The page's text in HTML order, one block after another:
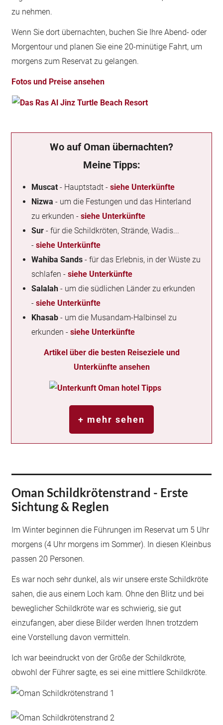
zu nehmen.
Wenn Sie dort übernachten, buchen Sie Ihre Abend- oder
Morgentour und planen Sie eine 20-minütige Fahrt, um
morgens zum Reservat zu gelangen.
Fotos und Preise ansehen
Wo auf Oman übernachten?
Meine Tipps:
Muscat - Hauptstadt -siehe Unterkünfte
Nizwa - um die Festungen und das Hinterland
zu erkunden -siehe Unterkünfte
Sur - für die Schildkröten, Strände, Wadis...
-siehe Unterkünfte
Wahiba Sands - für das Erlebnis, in der Wüste zu
schlafen -siehe Unterkünfte
Salalah - um die südlichen Länder zu erkunden
-siehe Unterkünfte
Khasab - um die Musandam-Halbinsel zu
erkunden -siehe Unterkünfte
Artikel über die besten Reiseziele und
Unterkünfte ansehen
+ mehr sehen
Oman Schildkrötenstrand - Erste
Sichtung & Reglen
Im Winter beginnen die Führungen im Reservat um 5 Uhr
morgens (4 Uhr morgens im Sommer). In diesen Kleinbus
passen 20 Personen.
Es war noch sehr dunkel, als wir unsere erste Schildkröte
sahen, die aus einem Loch kam. Ohne den Blitz und bei
beweglicher Schildkröte war es schwierig, sie gut
einzufangen, aber diese Bilder werden Ihnen trotzdem
eine Vorstellung davon vermitteln.
Ich war beeindruckt von der Größe der Schildkröte,
obwohl der Führer sagte, es sei eine mittlere Schildkröte.